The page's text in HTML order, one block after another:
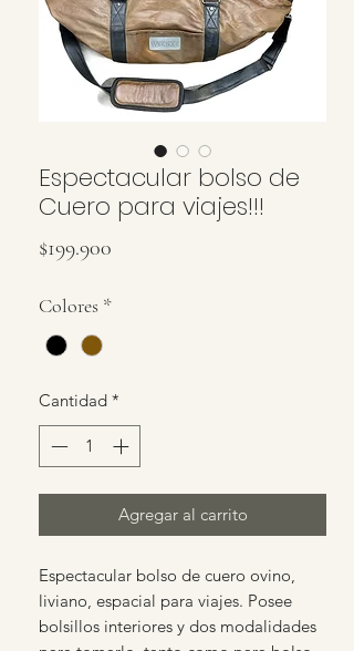
Espectacular bolso de
Cuero para viajes!!!
$199.900
Colores *
Cantidad *
Agregar al carrito
Espectacular bolso de cuero ovino,
liviano, espacial para viajes. Posee
bolsillos interiores y dos modalidades